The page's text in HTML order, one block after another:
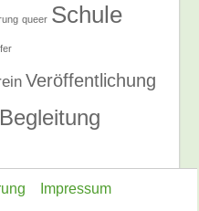
queer Schule
Veröffentlichung
Impressum